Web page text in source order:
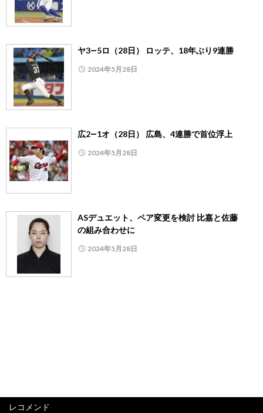
ヤ3―5ロ（28日） ロッテ、18年ぶり9連勝
2024年5月28日
広2―1オ（28日） 広島、4連勝で首位浮上
2024年5月28日
ASデュエット、ペア変更を検討 比嘉と佐藤
の組み合わせに
2024年5月28日
レコメンド